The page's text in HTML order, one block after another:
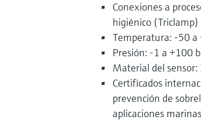
Conexiones a
higiénico (Triclamp)
Temperatura: -50 a
Presión: -1 a +100
Material del
Certificados
prevención de
aplicaciones marinas